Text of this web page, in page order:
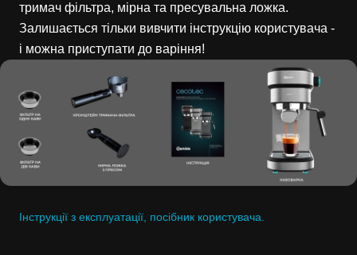
тримач фільтра, мірна та пресувальна ложка.
Залишається тільки вивчити інструкцію користувача -
і можна приступати до варіння!
Інструкції з експлуатації, посібник користувача.